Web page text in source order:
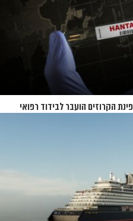
הקרוזים הועבר לבידוד רפואי